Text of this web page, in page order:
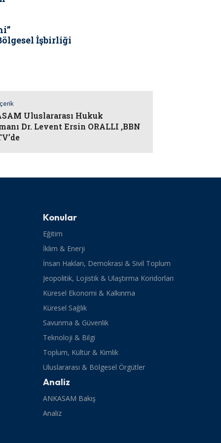
İşbirliği
Uluslararası Hukuk
Dr. Levent Ersin ORALLI ,BBN
Konular
Eğitim
İklim & Enerji
İnsan Hakları, Demokrasi & Sivil Toplum
Jeopolitik, Lojistik & Ulaştırma Koridorları
Küresel Ekonomi & Kalkınma
Küresel Sağlık
Savunma & Güvenlik
Teknoloji & Bilgi
Toplum, Kültür & Kimlik
Uluslararası & Bölgesel Örgütler
Analiz
ANKASAM Bakış
Analiz